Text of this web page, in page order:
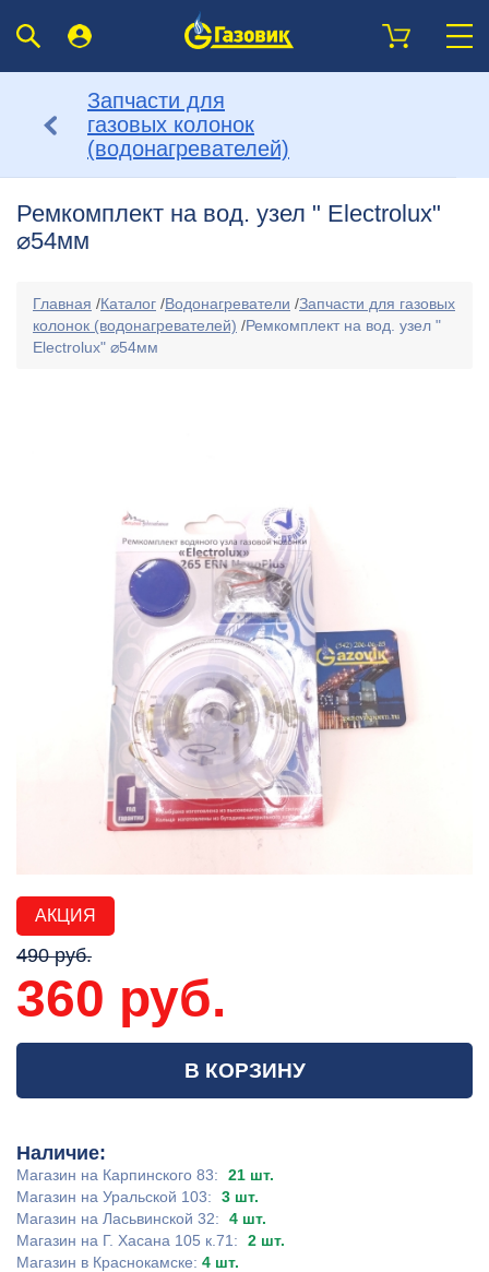
Запчасти для
газовых колонок
(водонагревателей)
Ремкомплект на вод. узел " Electrolux"
⌀54мм
Главная /Каталог /Водонагреватели /Запчасти для газовых
колонок (водонагревателей) /Ремкомплект на вод. узел "
Electrolux" ⌀54мм
АКЦИЯ
490 руб.
360 руб.
В КОРЗИНУ
Наличие:
Магазин на Карпинского 83:
21 шт.
Магазин на Уральской 103:
3 шт.
Магазин на Ласьвинской 32:
4 шт.
Магазин на Г. Хасана 105 к.71:
2 шт.
Магазин в Краснокамске: 4 шт.